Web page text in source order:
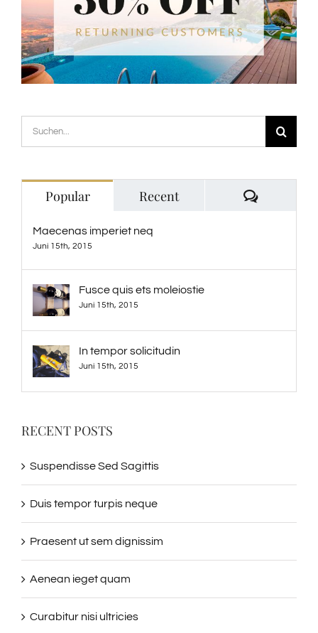
Suche
nach:
Popular Recent
Maecenas imperiet neq
Juni 15th, 2015
Fusce quis ets moleiostie
Juni 15th, 2015
In tempor solicitudin
Juni 15th, 2015
RECENT POSTS
Suspendisse Sed Sagittis
Duis tempor turpis neque
Praesent ut sem dignissim
Aenean ieget quam
Curabitur nisi ultricies